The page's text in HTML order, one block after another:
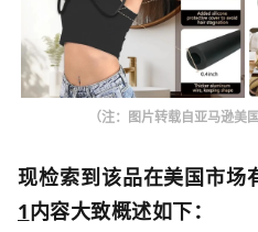
（注：图片转载自亚马逊美
现检索到该品在美国市场
1内容大致概述如下：